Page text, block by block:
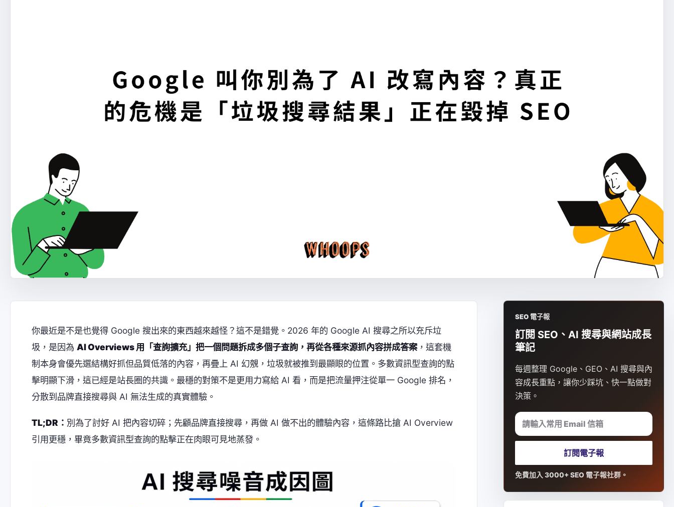
你最近是不是也覺得 Google 搜出來的東西越來越怪？這不是錯覺。2026 年的 Google AI 搜尋之所以充斥垃
圾，是因為 AI Overviews 用「查詢擴充」把一個問題拆成多個子查詢，再從各種來源抓內容拼成答案，這套機
制本身會優先選結構好抓但品質低落的內容，再疊上 AI 幻覫，垃圾就被推到最顯眼的位置。多數資訊型查詢的點
擊明顯下滑，這已經是站長圈的共識。最穩的對策不是更用力寫給 AI 看，而是把流量押注從單一 Google 排名，
分散到品牌直接搜尋與 AI 無法生成的真實體驗。
TL;DR： 別為了討好 AI 把內容切碎；先顧品牌直接搜尋，再做 AI 做不出的體驗內容，這條路比搶 AI Overview
引用更穩，畢竟多數資訊型查詢的點擊正在肉眼可見地蒸發。
SEO 電子報
訂閱 SEO、AI 搜尋與網站成長
筆記
每週整理 Google、GEO、AI 搜尋與內
容成長重點，讓你少踩坑、快一點做對
決策。
請輸入常用 Email 信箱
訂閱電子報
免費加入 3000+ SEO 電子報社群。